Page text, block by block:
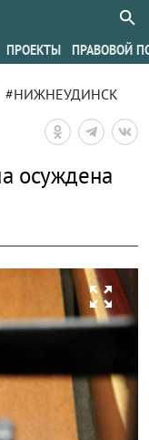
ПРОЕКТЫ ПРАВОВОЙ
#НИЖНЕУДИНСК
осуждена
zoom_out_map